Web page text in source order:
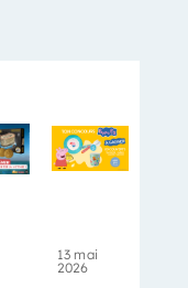
13 mai
2026